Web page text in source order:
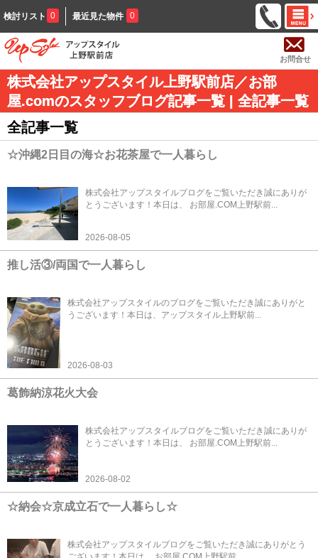
検討リスト 0 最近見た物件 0
お問合せ
株式会社アップスタイル上野駅前店／お部
屋.comのスタッフブログ記事一覧 | 全記事一覧
全記事一覧
☆沖縄2日目の海☆お花茶屋で一人暮らし
株式会社アップスタイルブログをご覧いただき誠にありが
とうございます！本日は、 お部屋.COM上野駅前...
2026-08-05
推し活③/両国で一人暮らし
株式会社アップスタイルのブログをご覧いただき誠にありがと
うございます！本日は、アップスタイル上野駅前...
2026-08-03
葛飾納涼花火大会
株式会社アップスタイルブログをご覧いただき誠にありが
とうございます！本日は、 お部屋.COM上野駅前...
2026-08-02
☆納会☆京成立石で一人暮らし☆
株式会社アップスタイルブログをご覧いただき誠にありがとう